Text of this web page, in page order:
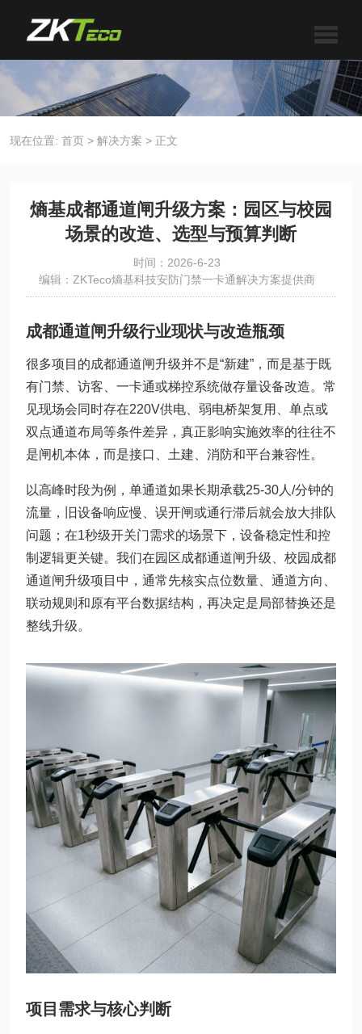
现在位置: 首页 > 解决方案 > 正文
熵基成都通道闸升级方案：园区与校园
场景的改造、选型与预算判断
时间：2026-6-23
编辑：ZKTeco熵基科技安防门禁一卡通解决方案提供商
成都通道闸升级行业现状与改造瓶颈
很多项目的成都通道闸升级并不是“新建”，而是基于既
有门禁、访客、一卡通或梯控系统做存量设备改造。常
见现场会同时存在220V供电、弱电桥架复用、单点或
双点通道布局等条件差异，真正影响实施效率的往往不
是闸机本体，而是接口、土建、消防和平台兼容性。
以高峰时段为例，单通道如果长期承载25-30人/分钟的
流量，旧设备响应慢、误开闸或通行滞后就会放大排队
问题；在1秒级开关门需求的场景下，设备稳定性和控
制逻辑更关键。我们在园区成都通道闸升级、校园成都
通道闸升级项目中，通常先核实点位数量、通道方向、
联动规则和原有平台数据结构，再决定是局部替换还是
整线升级。
项目需求与核心判断